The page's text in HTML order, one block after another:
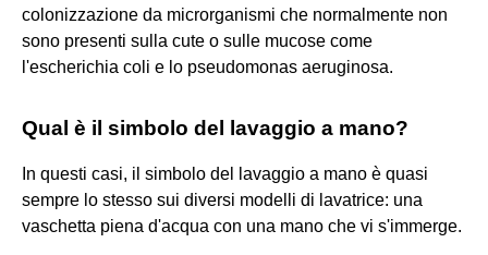
colonizzazione da microrganismi che normalmente non
sono presenti sulla cute o sulle mucose come
l'escherichia coli e lo pseudomonas aeruginosa.
Qual è il simbolo del lavaggio a mano?
In questi casi, il simbolo del lavaggio a mano è quasi
sempre lo stesso sui diversi modelli di lavatrice: una
vaschetta piena d'acqua con una mano che vi s'immerge.